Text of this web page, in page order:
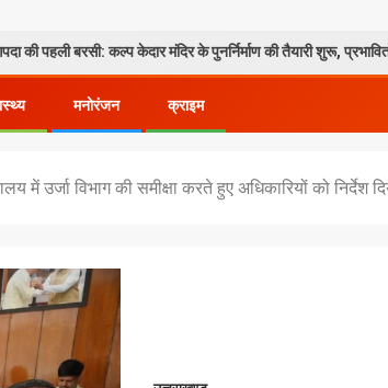
कल्प केदार मंदिर के पुनर्निर्माण की तैयारी शुरू, प्रभावितों के पुनर्वास को
मनोरंजन क्राइम
में उर्जा विभाग की समीक्षा करते हुए अधिकारियों को निर्देश